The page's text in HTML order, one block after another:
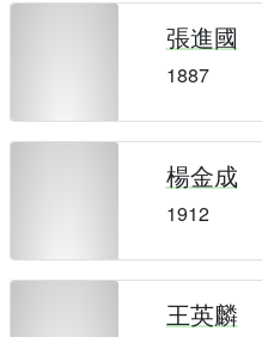
張進國
1887
楊金成
1912
王英麟